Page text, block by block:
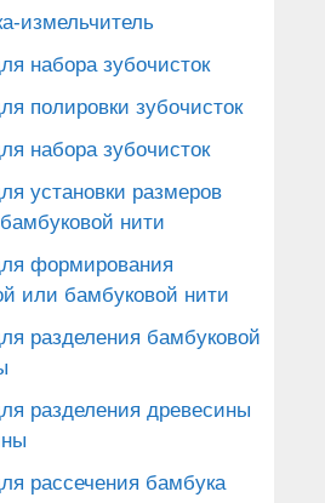
измельчитель
набора зубочисток
полировки зубочисток
набора зубочисток
установки размеров
нити
формирования
или бамбуковой нити
разделения бамбуковой
разделения древесины
рассечения бамбука